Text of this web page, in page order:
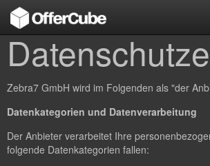
Zebra7 GmbH wird im Folgenden als "der
Datenkategorien und Datenverarbeitung
Der Anbieter verarbeitet Ihre
folgende Datenkategorien fallen: